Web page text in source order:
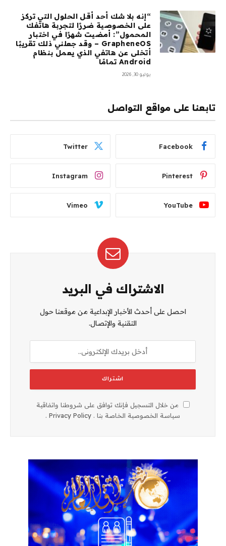
“إنه بلا شك أحد أقل الحلول التي تركز
على الخصوصية ضررًا لتجربة هاتفك
المحمول”: أمضيت شهرًا في اختبار
GrapheneOS – وقد جعلني ذلك تقريبًا
أتخلى عن هاتفي الذي يعمل بنظام
Android تمامًا
يوليو 30, 2026
تابعنا على مواقع التواصل
Facebook
Twitter
Pinterest
Instagram
YouTube
Vimeo
الاشتراك في البريد
احصل على أحدث الأخبار الإبداعية من موقعنا حول
التقنية والإتصال.
من خلال التسجيل فإنك توافق على شروطنا واتفاقية
سياسة الخصوصية الخاصة بنا . Privacy Policy
.